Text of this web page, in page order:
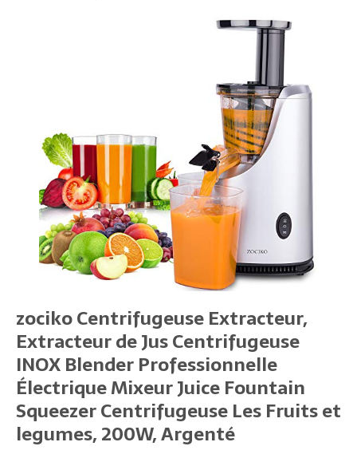
zociko Centrifugeuse Extracteur,
Extracteur de Jus Centrifugeuse
INOX Blender Professionnelle
Électrique Mixeur Juice Fountain
Squeezer Centrifugeuse Les Fruits et
legumes, 200W, Argenté